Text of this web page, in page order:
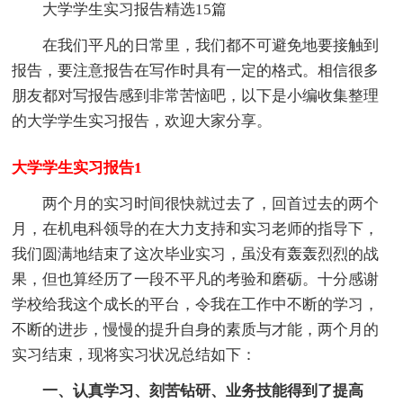
大学学生实习报告精选15篇
在我们平凡的日常里，我们都不可避免地要接触到
报告，要注意报告在写作时具有一定的格式。相信很多
朋友都对写报告感到非常苦恼吧，以下是小编收集整理
的大学学生实习报告，欢迎大家分享。
大学学生实习报告1
两个月的实习时间很快就过去了，回首过去的两个
月，在机电科领导的在大力支持和实习老师的指导下，
我们圆满地结束了这次毕业实习，虽没有轰轰烈烈的战
果，但也算经历了一段不平凡的考验和磨砺。十分感谢
学校给我这个成长的平台，令我在工作中不断的学习，
不断的进步，慢慢的提升自身的素质与才能，两个月的
实习结束，现将实习状况总结如下：
一、认真学习、刻苦钻研、业务技能得到了提高